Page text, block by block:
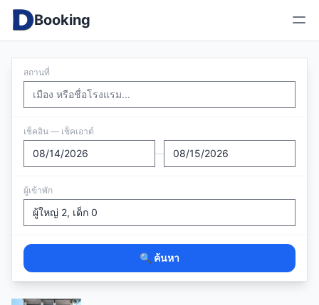
Booking
สถานที่
เช็คอิน — เช็คเอาต์
—
ผู้เข้าพัก
🔍 ค้นหา